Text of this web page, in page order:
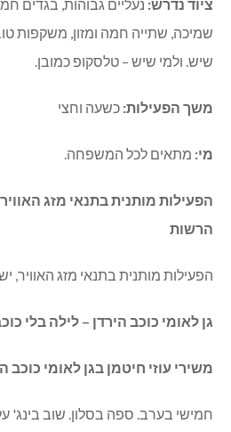
ציוד נדרש: נעליים גבוהות, בגדים
שמיכה, שתייה חמה ומזון, משקפות
שיש. ולמי שיש – טלסקופ כמובן.
משך הפעילות: כשעה וחצי
מי: מתאים לכל המשפחה.
הפעילות מותנית בתנאי מזג
הרשות
הפעילות מותנית בתנאי מזג
גן לאומי כוכב הירדן – לילה בלי
משירי עוזי חיטמן בגן לאומי כוכב
חמישי בערב. ספה בסלון. שוב בינג'